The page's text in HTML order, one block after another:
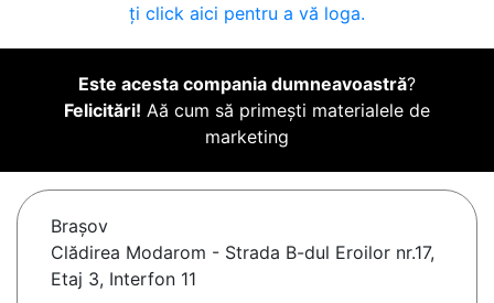
ți click aici pentru a vă loga.
Este acesta compania dumneavoastră?
Felicitări! Aă cum să primești materialele de
marketing
Braşov
Clădirea Modarom - Strada B-dul Eroilor nr.17,
Etaj 3, Interfon 11